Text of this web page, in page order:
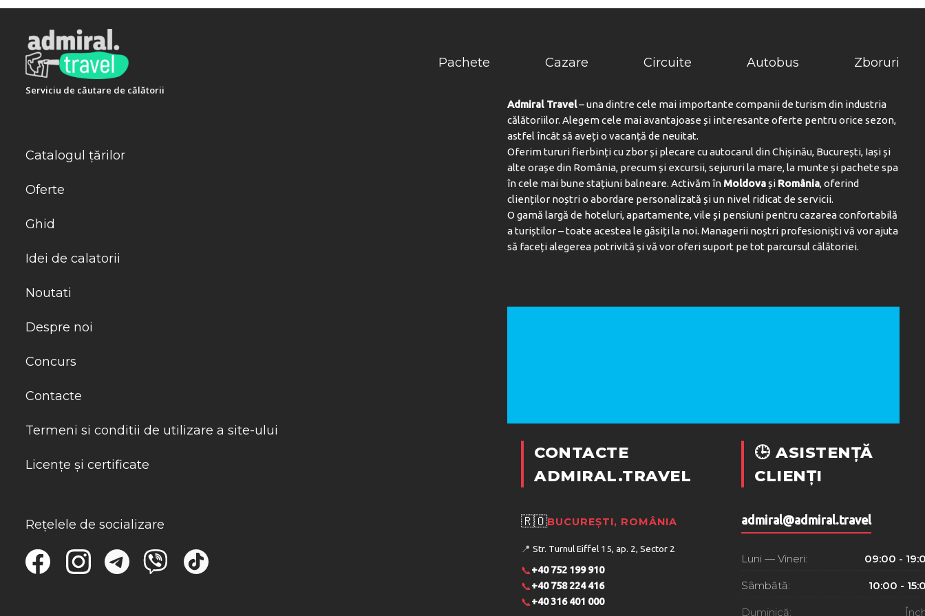
Serviciu de căutare de călătorii
Pachete Cazare Circuite Autobus Zboruri
Catalogul țărilor
Oferte
Ghid
Idei de calatorii
Noutati
Despre noi
Concurs
Contacte
Termeni si conditii de utilizare a site-ului
Licențe și certificate
Rețelele de socializare
Admiral Travel– una dintre cele mai importante companii de turism din industria
călătoriilor. Alegem cele mai avantajoase și interesante oferte pentru orice sezon,
astfel încât să aveți o vacanță de neuitat.
Oferim tururi fierbinți cu zbor și plecare cu autocarul din Chișinău, București, Iași și
alte orașe din România, precum și excursii, sejururi la mare, la munte și pachete spa
în cele mai bune stațiuni balneare. Activăm în Moldovași România, oferind
clienților noștri o abordare personalizată și un nivel ridicat de servicii.
O gamă largă de hoteluri, apartamente, vile și pensiuni pentru cazarea confortabilă
a turiștilor – toate acestea le găsiți la noi. Managerii noștri profesioniști vă vor ajuta
să faceți alegerea potrivită și vă vor oferi suport pe tot parcursul călătoriei.
CONTACTE
ADMIRAL.TRAVEL
🇷🇴BUCUREȘTI, ROMÂNIA
📍 Str. Turnul Eiffel 15, ap. 2, Sector 2
📞+40 752 199 910
📞+40 758 224 416
📞+40 316 401 000
🕒 ASISTENȚĂ
CLIENȚI
admiral@admiral.travel
Luni — Vineri: 09:00 -
Sâmbătă: 10:00 -
Duminică: